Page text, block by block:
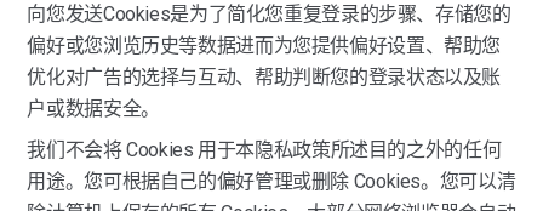
向您发送Cookies是为了简化您重复登录的步骤、存储您的
偏好或您浏览历史等数据进而为您提供偏好设置、帮助您
优化对广告的选择与互动、帮助判断您的登录状态以及账
户或数据安全。
我们不会将 Cookies 用于本隐私政策所述目的之外的任何
用途。您可根据自己的偏好管理或删除 Cookies。您可以清